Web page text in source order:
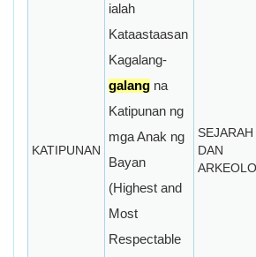
KATIPUNAN
ialah
Kataastaasan
Kagalang-
galang na
Katipunan ng
mga Anak ng
Bayan
(Highest and
Most
Respectable
SEJARAH
DAN